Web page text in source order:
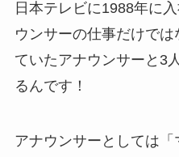
日本テレビに1988年に
ウンサーの仕事だけで
ていたアナウンサーと3
るんです！
アナウンサーとしては